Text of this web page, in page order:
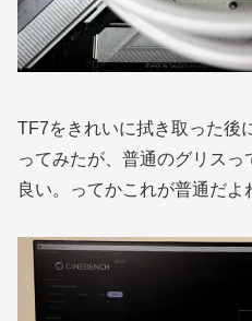
TF7をきれいに拭き取った後
ってみたが、普通のグリス
良い。ってかこれが普通だよ